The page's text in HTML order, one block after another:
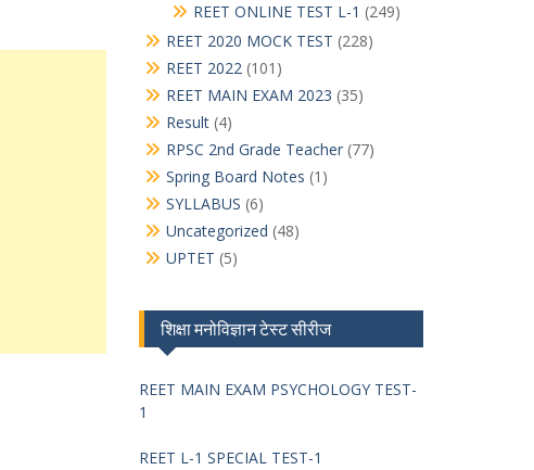
REET ONLINE TEST L-1 (249)
REET 2020 MOCK TEST (228)
REET 2022(101)
REET MAIN EXAM 2023 (35)
Result(4)
RPSC 2nd Grade Teacher(77)
Spring Board Notes (1)
SYLLABUS (6)
Uncategorized (48)
UPTET (5)
शिक्षा मनोविज्ञान टेस्ट सीरीज
REET MAIN EXAM PSYCHOLOGY TEST-
1
REET L-1 SPECIAL TEST-1